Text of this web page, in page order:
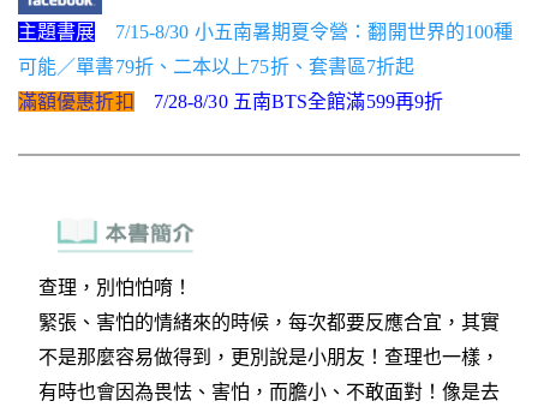
主題書展
7/15-8/30 小五南暑期夏令營：翻開世界的100種
可能／單書79折、二本以上75折、套書區7折起
滿額優惠折扣
7/28-8/30 五南BTS全館滿599再9折